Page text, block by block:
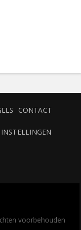
CONTACT
voorbehouden